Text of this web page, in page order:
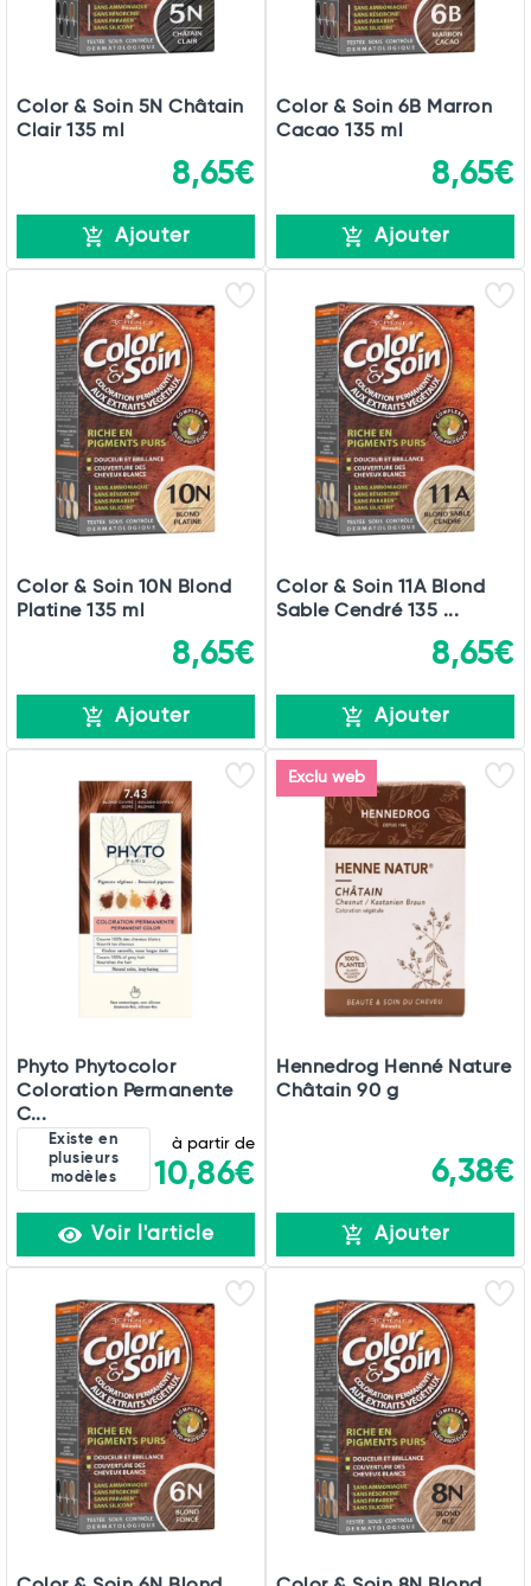
Color & Soin 5N Châtain
Clair 135 ml
8,65€
Ajouter
Color & Soin 6B Marron
Cacao 135 ml
8,65€
Ajouter
Color & Soin 10N Blond
Platine 135 ml
8,65€
Ajouter
Color & Soin 11A Blond
Sable Cendré 135 ...
8,65€
Ajouter
Phyto Phytocolor
Coloration Permanente
C...
Existe en
plusieurs
modèles
à partir de
10,86€
Voir l'article
Exclu web
Hennedrog Henné Nature
Châtain 90 g
6,38€
Ajouter